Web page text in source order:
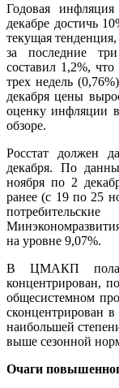
Годовая
декабре достичь
текущая
за последние
составил 1,2%,
трех недель
декабря цены
оценку инфляции
обзоре.
Росстат должен
декабря. По
ноября по 2
ранее (с 19 по 25
на уровне 9,07%.
В ЦМАКП
концентрирован,
общесистемном
сконцентрирован
наибольшей
выше сезонной
Очаги